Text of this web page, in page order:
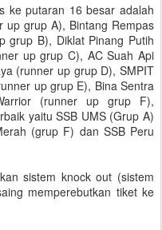
ke putaran 16 besar adalah
up grup A), Bintang Rempas
grup B), Diklat Pinang Putih
up grup C), AC Suah Api
(runner up grup D), SMPIT
up grup E), Bina Sentra
(runner up grup F),
yaitu SSB UMS (Grup A)
(grup F) dan SSB Peru
sistem knock out (sistem
memperebutkan tiket ke